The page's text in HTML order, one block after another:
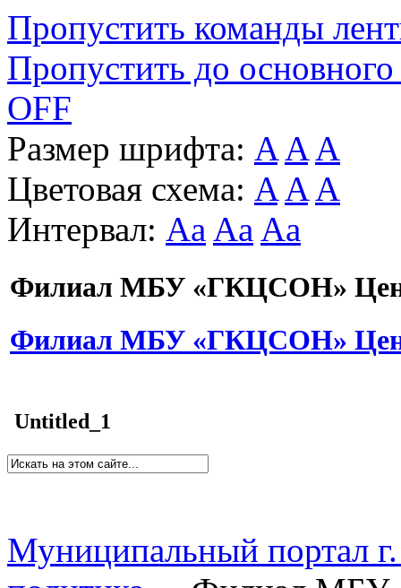
Пропустить команды
Пропустить до основного
OFF
Размер шрифта: A A A
Цветовая схема: A A A
Интервал: Aa Aa Aa
Филиал МБУ «ГКЦСОН»
Филиал МБУ «ГКЦСОН»
Untitled_1
Муниципальный портал